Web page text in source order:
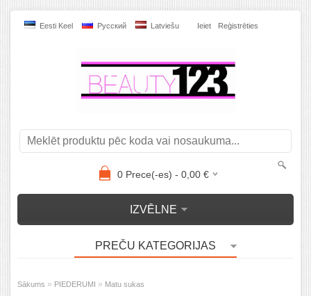
Eesti Keel Pусский Latviešu Ieiet Reģistrēties
0 Prece(-es) - 0,00 €
IZVĒLNE
PREČU KATEGORIJAS
Sākums » PIEDERUMI » Matu sukas